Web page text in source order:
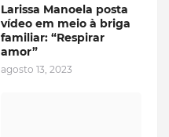
Larissa Manoela posta
vídeo em meio à briga
familiar: “Respirar
amor”
agosto 13, 2023